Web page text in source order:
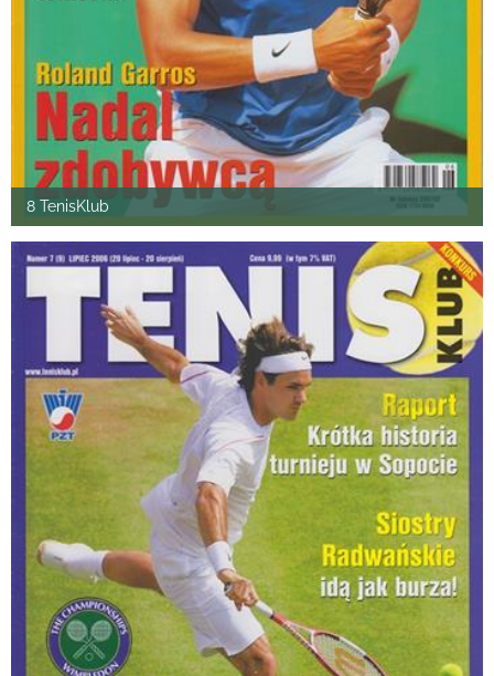
8 TenisKlub